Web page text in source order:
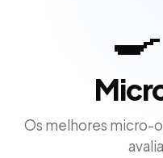
🍳
Os melhores micro-